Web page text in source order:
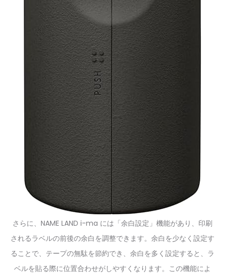
さらに、NAME LAND i-ma には「余白設定」機能があり、印刷
されるラベルの前後の余白を調整できます。余白を少なく設定す
ることで、テープの無駄を節約でき、余白を多く設定すると、ラ
ベルを貼る際に位置合わせがしやすくなります。この機能によ